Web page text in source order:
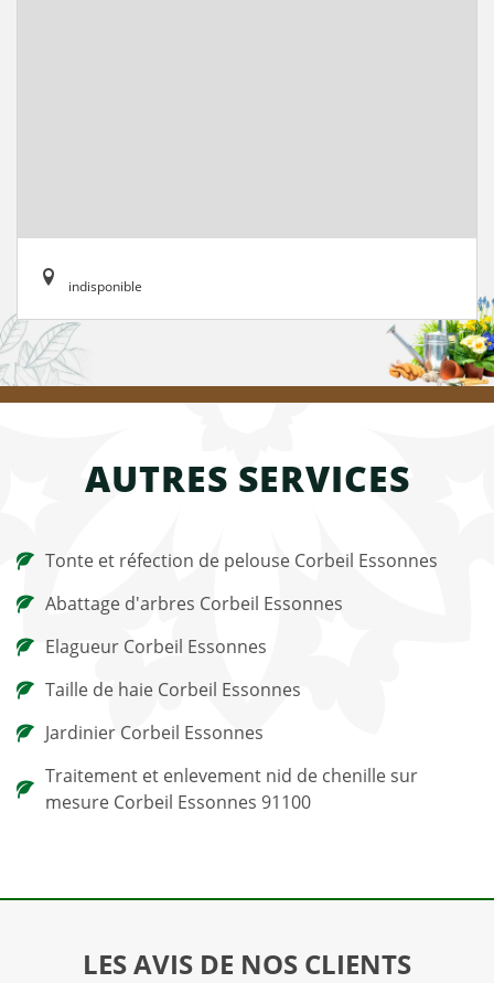
indisponible
AUTRES SERVICES
Tonte et réfection de pelouse Corbeil Essonnes
Abattage d'arbres Corbeil Essonnes
Elagueur Corbeil Essonnes
Taille de haie Corbeil Essonnes
Jardinier Corbeil Essonnes
Traitement et enlevement nid de chenille sur
mesure Corbeil Essonnes 91100
LES AVIS DE NOS CLIENTS